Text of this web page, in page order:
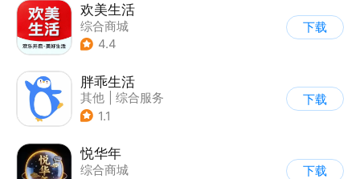
欢美生活
综合商城
4.4
下载
胖乖生活
其他
综合服务
1.1
下载
悦华年
综合商城
下载